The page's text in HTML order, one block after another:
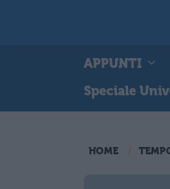
APPUNTI
Speciale
HOME